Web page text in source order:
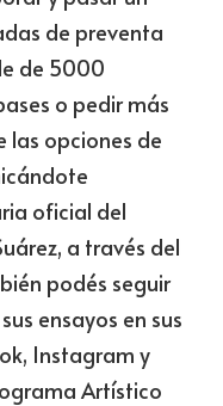
de preventa
de 5000
o pedir más
opciones de
oficial del
a través del
podés seguir
ensayos en sus
Instagram y
Artístico